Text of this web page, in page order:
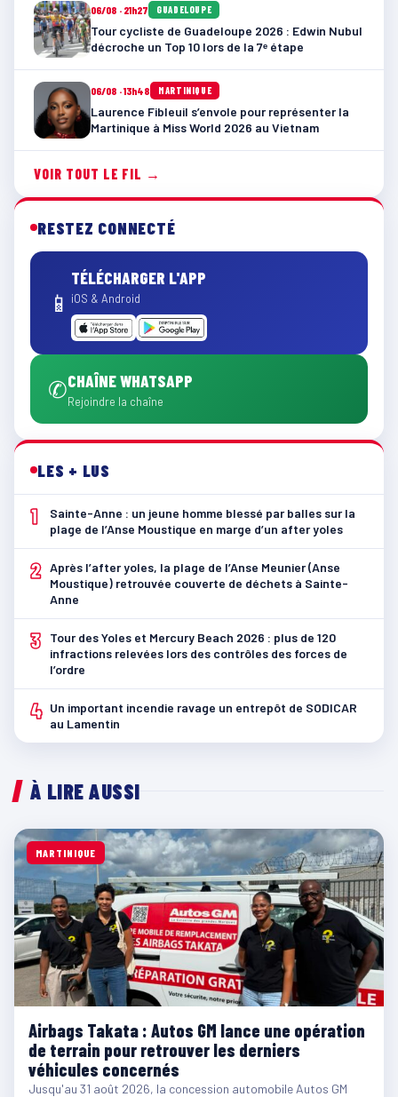
06/08 · 21h27 GUADELOUPE
Tour cycliste de Guadeloupe 2026 : Edwin Nubul
décroche un Top 10 lors de la 7ᵉ étape
06/08 · 13h48 MARTINIQUE
Laurence Fibleuil s’envole pour représenter la
Martinique à Miss World 2026 au Vietnam
VOIR TOUT LE FIL →
RESTEZ CONNECTÉ
📱
TÉLÉCHARGER L'APP
iOS & Android
✆CHAÎNE WHATSAPP
Rejoindre la chaîne
LES + LUS
1
Sainte-Anne : un jeune homme blessé par balles sur la
plage de l’Anse Moustique en marge d’un after yoles
2 Après l’after yoles, la plage de l’Anse Meunier (Anse
Moustique) retrouvée couverte de déchets à Sainte-
Anne
3
Tour des Yoles et Mercury Beach 2026 : plus de 120
infractions relevées lors des contrôles des forces de
l’ordre
4 Un important incendie ravage un entrepôt de SODICAR
au Lamentin
À LIRE AUSSI
MARTINIQUE
Airbags Takata : Autos GM lance une opération
de terrain pour retrouver les derniers
véhicules concernés
Jusqu'au 31 août 2026, la concession automobile Autos GM